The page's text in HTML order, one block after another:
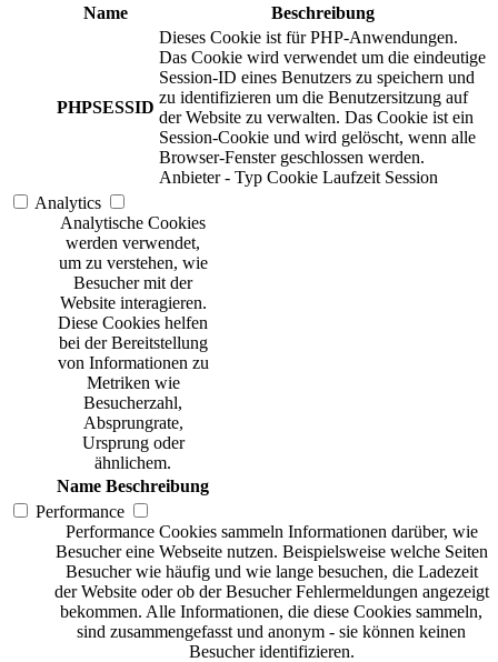
Name
Beschreibung
PHPSESSID
Dieses Cookie ist für PHP-Anwendungen.
Das Cookie wird verwendet um die eindeutige
Session-ID eines Benutzers zu speichern und
zu identifizieren um die Benutzersitzung auf
der Website zu verwalten. Das Cookie ist ein
Session-Cookie und wird gelöscht, wenn alle
Browser-Fenster geschlossen werden.
Anbieter - Typ Cookie Laufzeit Session
Analytics
Analytische Cookies
werden verwendet,
um zu verstehen, wie
Besucher mit der
Website interagieren.
Diese Cookies helfen
bei der Bereitstellung
von Informationen zu
Metriken wie
Besucherzahl,
Absprungrate,
Ursprung oder
ähnlichem.
Name Beschreibung
Performance
Performance Cookies sammeln Informationen darüber, wie
Besucher eine Webseite nutzen. Beispielsweise welche Seiten
Besucher wie häufig und wie lange besuchen, die Ladezeit
der Website oder ob der Besucher Fehlermeldungen angezeigt
bekommen. Alle Informationen, die diese Cookies sammeln,
sind zusammengefasst und anonym - sie können keinen
Besucher identifizieren.